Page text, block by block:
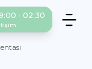
- 02:30